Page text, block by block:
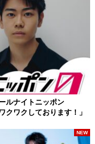
ルナイトニッポン
クワクしております！」
NEW